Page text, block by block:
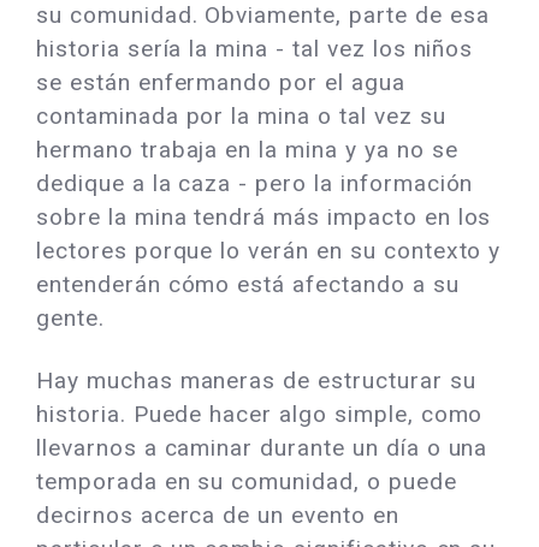
su comunidad. Obviamente, parte de esa
historia sería la mina - tal vez los niños
se están enfermando por el agua
contaminada por la mina o tal vez su
hermano trabaja en la mina y ya no se
dedique a la caza - pero la información
sobre la mina tendrá más impacto en los
lectores porque lo verán en su contexto y
entenderán cómo está afectando a su
gente.
Hay muchas maneras de estructurar su
historia. Puede hacer algo simple, como
llevarnos a caminar durante un día o una
temporada en su comunidad, o puede
decirnos acerca de un evento en